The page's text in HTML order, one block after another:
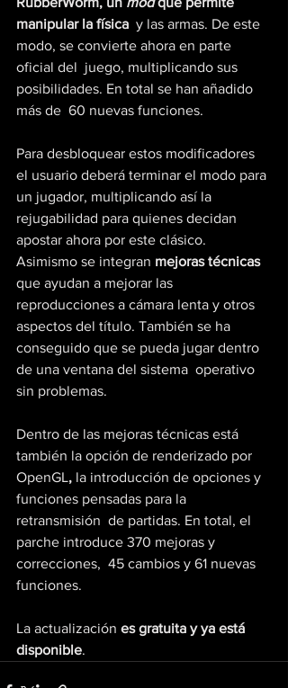
manipular la física
  y las armas. De este
modo, se convierte ahora en parte
oficial del  juego, multiplicando sus
posibilidades. En total se han añadido
más de  60 nuevas funciones.
Para desbloquear estos modificadores
el usuario deberá terminar el modo para
un jugador, multiplicando así la
rejugabilidad para quienes decidan
apostar ahora por este clásico.
Asimismo se integran mejoras técnicas
que ayudan a mejorar las
reproducciones a cámara lenta y otros
aspectos del título. También se ha
conseguido que se pueda jugar dentro
de una ventana del sistema  operativo
sin problemas.
Dentro de las mejoras técnicas está
también la opción de renderizado por
OpenGL, la introducción de opciones y
funciones pensadas para la
retransmisión  de partidas. En total, el
parche introduce 370 mejoras y
correcciones,  45 cambios y 61 nuevas
funciones.
La actualización es gratuita y ya está
disponible.